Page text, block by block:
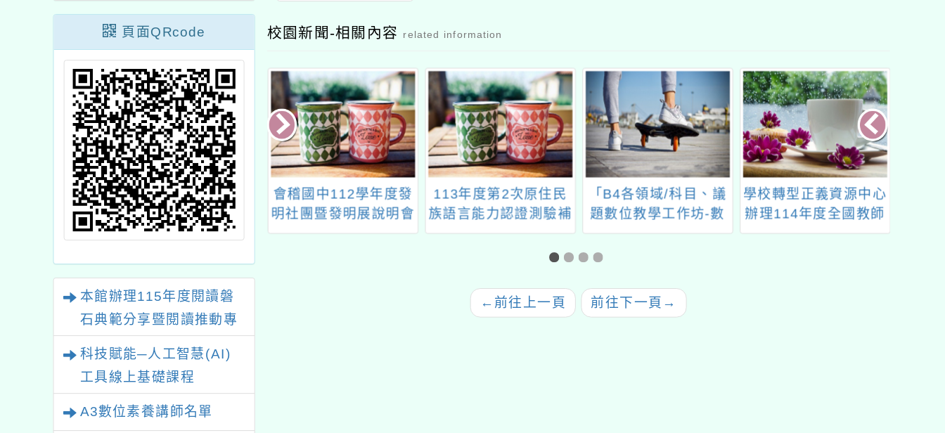
頁面QRcode
本館辦理115年度閱讀磐
石典範分享暨閱讀推動專
業研習
科技賦能─人工智慧(AI)
工具線上基礎課程
A3數位素養講師名單
校園新聞-相關內容 related information
112年度國小
學核心素養導
案徵選計畫」
教育部因材網相關資源
使用資訊
會稽國中112學年度發
明社團暨發明展說明會
113年度第2次原住民
族語言能力認證測驗補
助 交通、住宿及工作
「B4各領域/科目、議
題數位教學工作坊-數
學互動（場次五）」研
學校轉型正義資源中心
辦理114年度全國教師
培力進階課程研習計畫
← 前往上一頁 前往下一頁 →